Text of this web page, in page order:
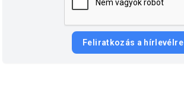
Feliratkozás a hírlevélre